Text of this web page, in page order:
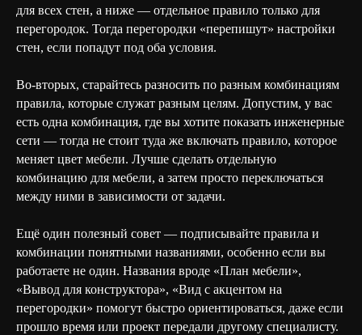
для всех стен, а ниже — отдельное правило только для
перегородок. Тогда перегородки «перепишут» настройки
стен, если попадут под оба условия.
Во-вторых, старайтесь разносить по разным комбинациям
правила, которые служат разным целям. Допустим, у вас
есть одна комбинация, где вы хотите показать инженерные
сети — тогда не стоит туда же включать правило, которое
меняет цвет мебели. Лучше сделать отдельную
комбинацию для мебели, а затем просто переключаться
между ними в зависимости от задачи.
Ещё один полезный совет — подписывайте правила и
комбинации понятными названиями, особенно если вы
работаете не один. Названия вроде «План мебели»,
«Вывод для конструктора», «Вид с акцентом на
перегородки» помогут быстро ориентироваться, даже если
прошло время или проект передали другому специалисту.